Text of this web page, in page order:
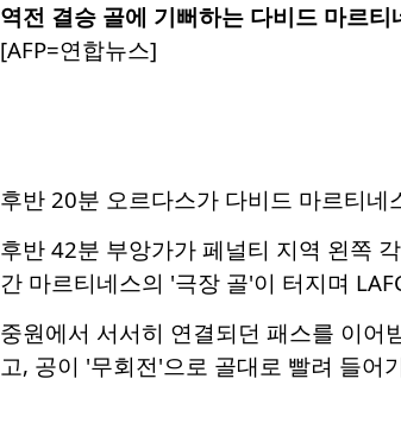
역전 결승 골에 기뻐하는 다비드 마르티
[AFP=연합뉴스]
후반 20분 오르다스가 다비드 마르티
후반 42분 부앙가가 페널티 지역 왼쪽
간 마르티네스의 '극장 골'이 터지며
중원에서 서서히 연결되던 패스를 이어
고, 공이 '무회전'으로 골대로 빨려 들어